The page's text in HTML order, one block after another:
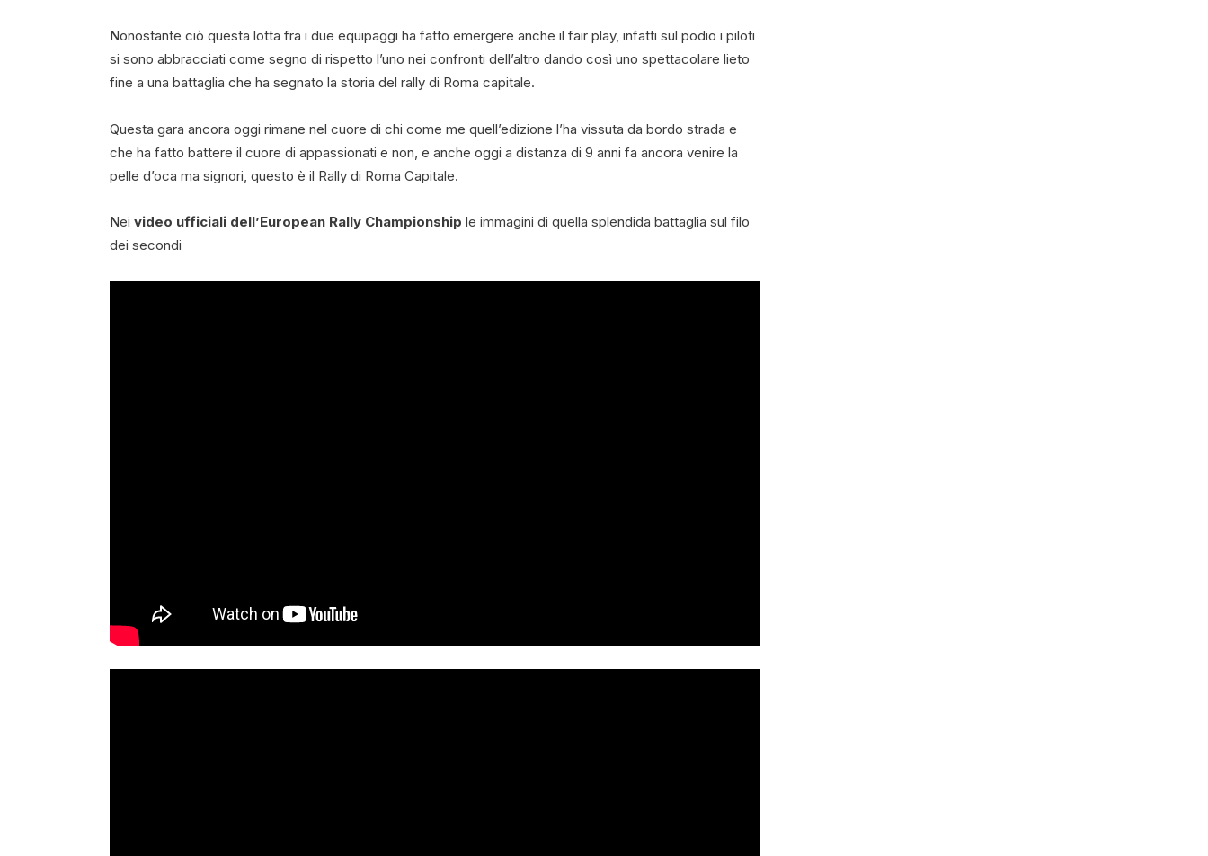
Nonostante ciò questa lotta fra i due equipaggi ha fatto emergere anche il fair play, infatti sul podio i piloti
si sono abbracciati come segno di rispetto l’uno nei confronti dell’altro dando così uno spettacolare lieto
fine a una battaglia che ha segnato la storia del rally di Roma capitale.
Questa gara ancora oggi rimane nel cuore di chi come me quell’edizione l’ha vissuta da bordo strada e
che ha fatto battere il cuore di appassionati e non, e anche oggi a distanza di 9 anni fa ancora venire la
pelle d’oca ma signori, questo è il Rally di Roma Capitale.
Nei video ufficiali dell’European Rally Championship le immagini di quella splendida battaglia sul filo
dei secondi